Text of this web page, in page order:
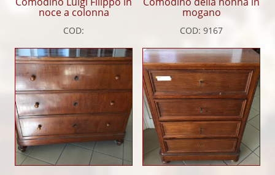
noce a colonna
COD:
mogano
COD: 9167